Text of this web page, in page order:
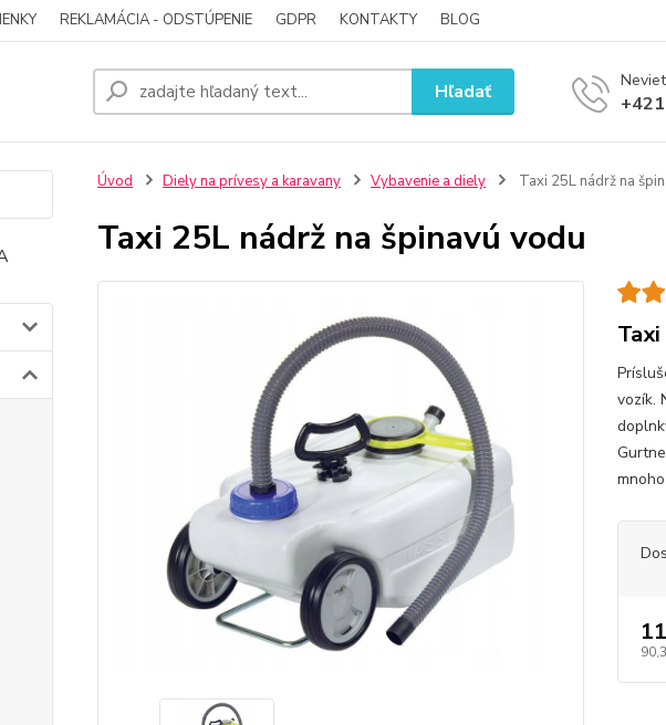
REKLAMÁCIA - ODSTÚPENIE GDPR KONTAKTY BLOG
Hľadať
Úvod Diely na prívesy a karavany Vybavenie a diely Taxi 25L nádrž na
Taxi 25L nádrž na špinavú vodu
vozík.